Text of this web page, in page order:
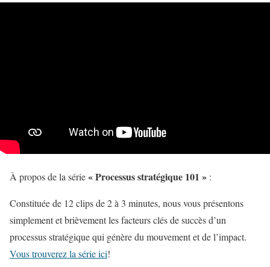
À propos de la série« Processus stratégique 101 » :
Constituée de 12 clips de 2 à 3 minutes, nous vous présentons
simplement et brièvement les facteurs clés de succès d’un
processus stratégique qui génère du mouvement et de l’impact.
Vous trouverez la série ici!